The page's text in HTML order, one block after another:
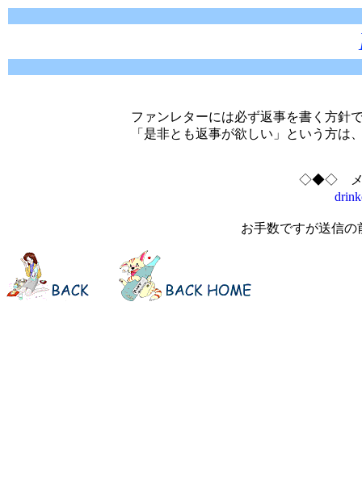
ファンレターには必ず返事を書く方針
「是非とも返事が欲しい」という方は
◇◆◇ メ
お手数ですが送信